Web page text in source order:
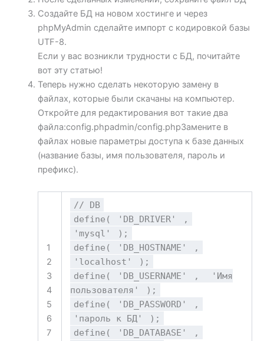
Создайте БД на новом хостинге и через
phpMyAdmin сделайте импорт с кодировкой базы
UTF-8.
Если у вас возникли трудности с БД, почитайте
вот эту статью!
Теперь нужно сделать некоторую замену в
файлах, которые были скачаны на компьютер.
Откройте для редактирования вот такие два
файла:config.phpadmin/config.phpЗамените в
файлах новые параметры доступа к базе данных
(название базы, имя пользователя, пароль и
префикс).
1
2
3
4
5
6
7
// DB
define(
'DB_DRIVER'
,
'mysql'
);
define(
'DB_HOSTNAME'
,
'localhost'
);
define(
'DB_USERNAME' ,
'Имя
пользователя'
);
define(
'DB_PASSWORD'
,
'пароль к БД'
);
define(
'DB_DATABASE'
,